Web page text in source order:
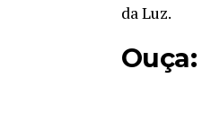
da Luz.
Ouça: